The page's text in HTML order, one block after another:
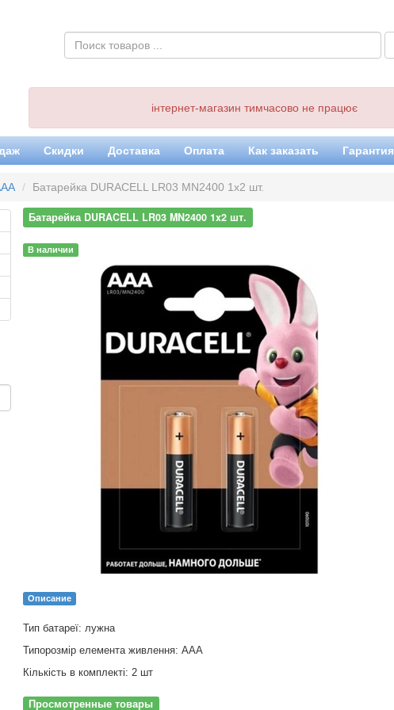
інтернет-магазин тимчасово не працює
Скидки Доставка Оплата Как заказать Гарантия
Батарейка DURACELL LR03 MN2400 1x2 шт.
Батарейка DURACELL LR03 MN2400 1x2 шт.
В наличии
Описание
Тип батареї: лужна
Типорозмір елемента живлення: ААА
Кількість в комплекті: 2 шт
Просмотренные товары